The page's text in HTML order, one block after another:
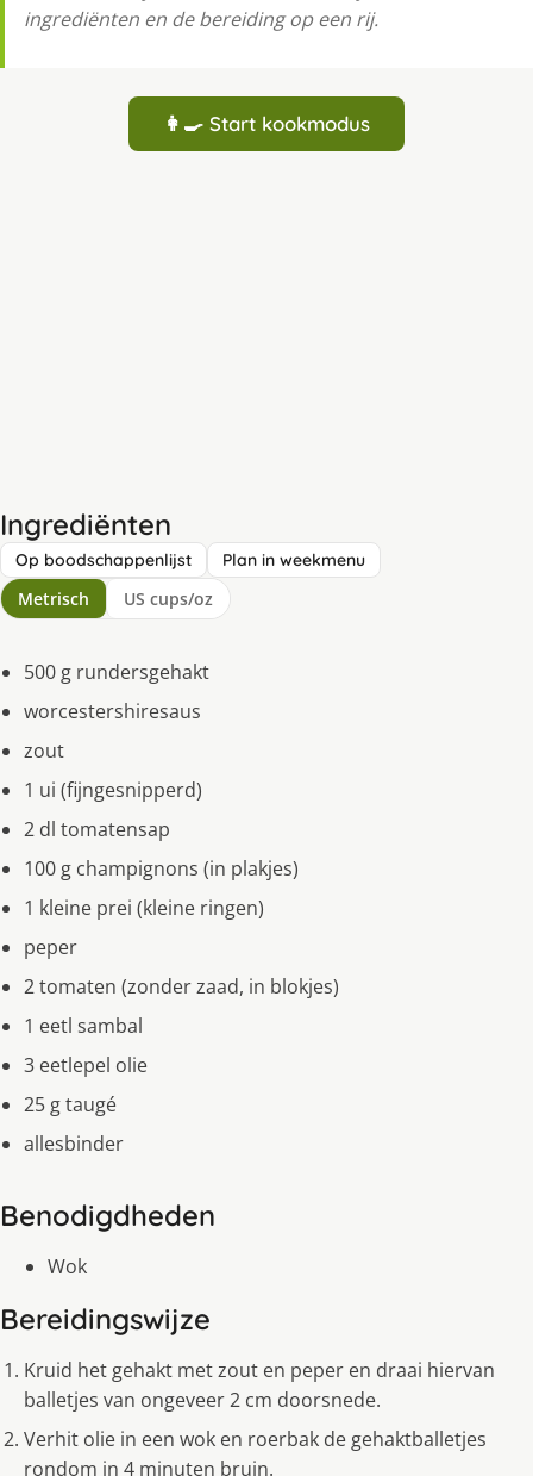
ingrediënten en de bereiding op een rij.
👩‍🍳 Start kookmodus
Ingrediënten
Op boodschappenlijst Plan in weekmenu
Metrisch US cups/oz
500 g rundersgehakt
worcestershiresaus
zout
1 ui (fijngesnipperd)
2 dl tomatensap
100 g champignons (in plakjes)
1 kleine prei (kleine ringen)
peper
2 tomaten (zonder zaad, in blokjes)
1 eetl sambal
3 eetlepel olie
25 g taugé
allesbinder
Benodigdheden
Wok
Bereidingswijze
Kruid het gehakt met zout en peper en draai hiervan
balletjes van ongeveer 2 cm doorsnede.
Verhit olie in een wok en roerbak de gehaktballetjes
rondom in 4 minuten bruin.